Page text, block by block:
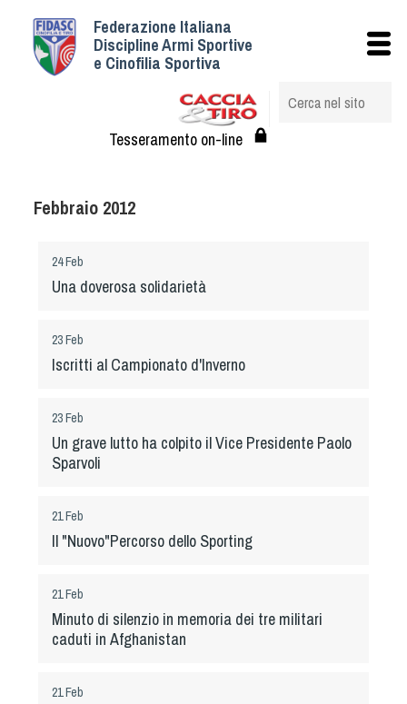
Federazione Italiana
Discipline Armi Sportive
e Cinofilia Sportiva
Tesseramento on-line
Febbraio 2012
24 Feb
Una doverosa solidarietà
23 Feb
Iscritti al Campionato d'Inverno
23 Feb
Un grave lutto ha colpito il Vice Presidente Paolo
Sparvoli
21 Feb
Il "Nuovo"Percorso dello Sporting
21 Feb
Minuto di silenzio in memoria dei tre militari
caduti in Afghanistan
21 Feb
Istituzionale
Struttura
Albo Veterinari federali
Società
Referenti e gruppi di lavoro regionali
Formazione
Modelli e moduli